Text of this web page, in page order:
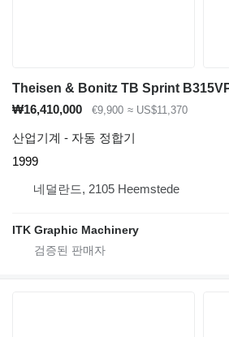
Theisen & Bonitz TB Sprint
₩16,410,000
€9,900 ≈ US$11,370
산업기계 - 자동 정합기
1999
네덜란드, 2105 Heemstede
ITK Graphic Machinery